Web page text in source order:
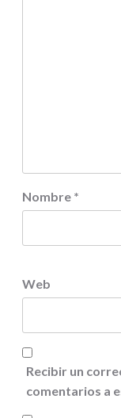
Nombre *
Web
Recibir un
comentarios a